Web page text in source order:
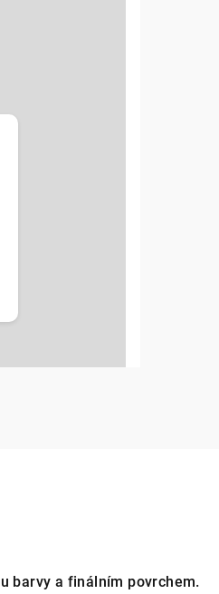
barvy a finálním povrchem.